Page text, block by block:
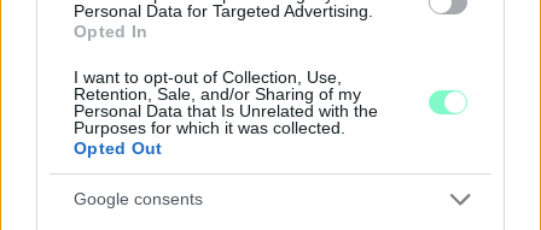
Personal Data for Targeted Advertising.
Opted In
I want to opt-out of Collection, Use,
Retention, Sale, and/or Sharing of my
Personal Data that Is Unrelated with the
Purposes for which it was collected.
Opted Out
Google consents
INFLÁCIÓ MAGYARORSZÁGON
összevetésben a fogyasztói árak, miközben az élelmiszerek ára
már csökkent.